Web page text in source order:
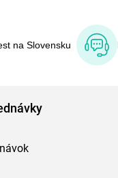
na Slovensku